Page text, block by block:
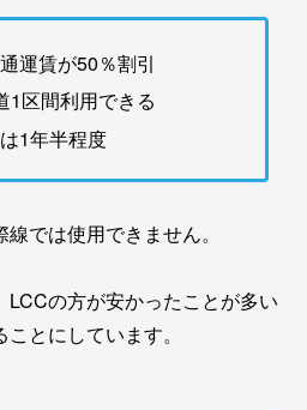
運賃が50％割引
1区間利用できる
1年半程度
では使用できません。
の方が安かったことが多い
とにしています。